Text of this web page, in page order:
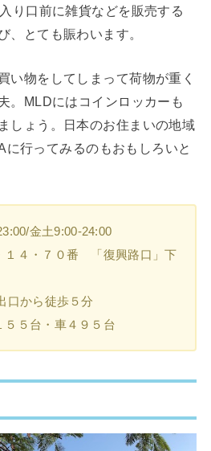
り口前に雑貨などを販売する
、とても賑わいます。
い物をしてしまって荷物が重く
。MLDにはコインロッカーも
しょう。日本のお住まいの地域
行ってみるのもおもしろいと
金土9:00-24:00
１４・７０番 「復興路口」下
口から徒歩５分
５５台・車４９５台